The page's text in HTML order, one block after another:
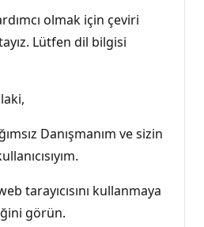
olmak için çeviri
Lütfen dil bilgisi
Danışmanım ve sizin
tarayıcısını kullanmaya
görün.